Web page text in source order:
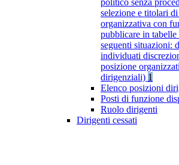
politico senza
selezione e titolari
organizzativa con
pubblicare in
seguenti situazioni:
individuati
posizione
dirigenziali) 1
Elenco posizioni
Posti di funzione
Ruolo dirigenti
Dirigenti cessati